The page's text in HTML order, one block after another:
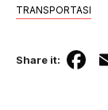
TRANSPORTASI
Share it: F